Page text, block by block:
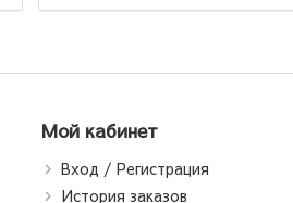
Мой кабинет
Вход / Регистрация
История заказов